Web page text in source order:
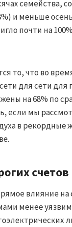
семейства,
и меньше
почти на
то, что во
для сети
на 68% по
если мы
в рекордные
счетов
влияние
менее